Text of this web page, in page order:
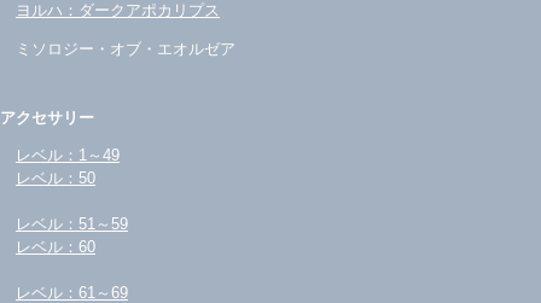
ヨルハ：ダークアポカリプス
ミソロジー・オブ・エオルゼア
アクセサリー
レベル：1～49
レベル：50
レベル：51～59
レベル：60
レベル：61～69